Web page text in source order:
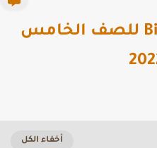
مراجعة كتاب Bit By Bit للصف الخامس